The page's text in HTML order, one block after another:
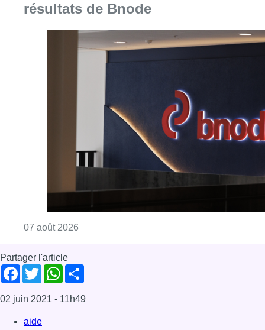
résultats de Bnode
07 août 2026
Partager l'article
Facebook
TwitterWhatsApp
02 juin 2021 - 11h49
aide